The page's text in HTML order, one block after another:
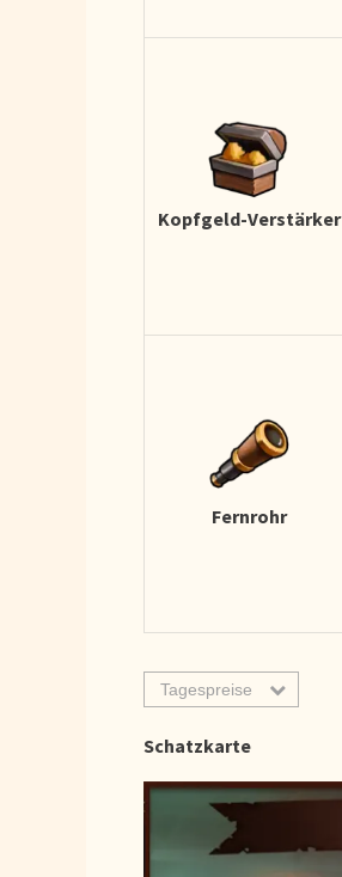
Kopfgeld-Verstärker
Fernrohr
Tagespreise
Schatzkarte